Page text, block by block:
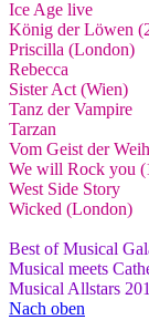
Ice Age live
König der Löwen
Priscilla (London)
Rebecca
Sister Act (Wien)
Tanz der Vampire
Tarzan
Vom Geist der
We will Rock you
West Side Story
Wicked (London)
Best of Musical
Musical meets
Musical Allstars
Nach oben